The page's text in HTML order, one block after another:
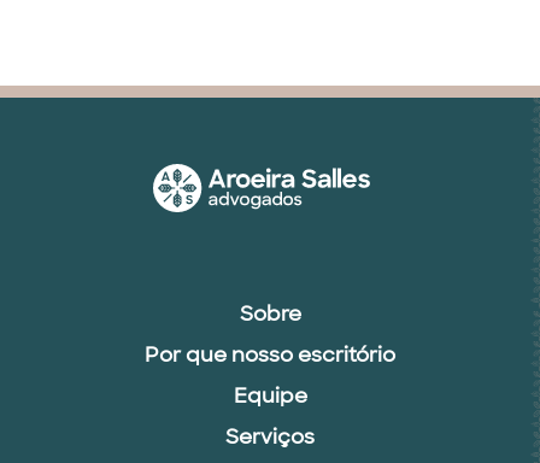
Sobre
Por que nosso escritório
Equipe
Serviços